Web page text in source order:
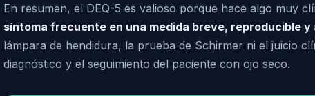
En resumen, el DEQ-5 es valioso porque hace algo muy
síntoma frecuente en una medida breve, reproducible y
lámpara de hendidura, la prueba de Schirmer ni el juicio
diagnóstico y el seguimiento del paciente con ojo seco.